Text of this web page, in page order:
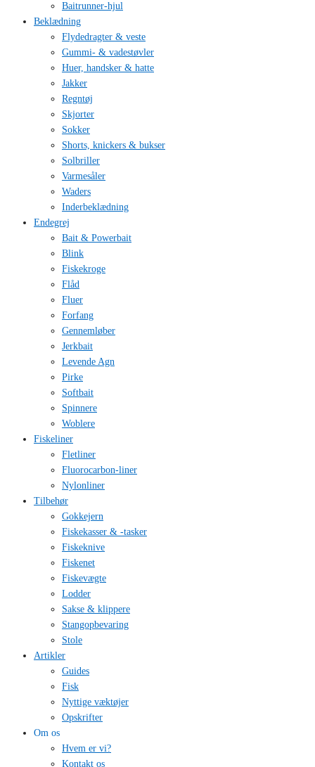
Baitrunner-hjul
Beklædning
Flydedragter & veste
Gummi- & vadestøvler
Huer, handsker & hatte
Jakker
Regntøj
Skjorter
Sokker
Shorts, knickers & bukser
Solbriller
Varmesåler
Waders
Inderbeklædning
Endegrej
Bait & Powerbait
Blink
Fiskekroge
Flåd
Fluer
Forfang
Gennemløber
Jerkbait
Levende Agn
Pirke
Softbait
Spinnere
Woblere
Fiskeliner
Fletliner
Fluorocarbon-liner
Nylonliner
Tilbehør
Gokkejern
Fiskekasser & -tasker
Fiskeknive
Fiskenet
Fiskevægte
Lodder
Sakse & klippere
Stangopbevaring
Stole
Artikler
Guides
Fisk
Nyttige væktøjer
Opskrifter
Om os
Hvem er vi?
Kontakt os